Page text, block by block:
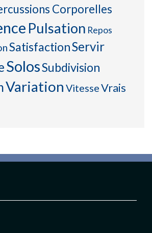
Corporelles
Pulsation Repos
SatisfactionServir
SolosSubdivision
Variation VitesseVrais